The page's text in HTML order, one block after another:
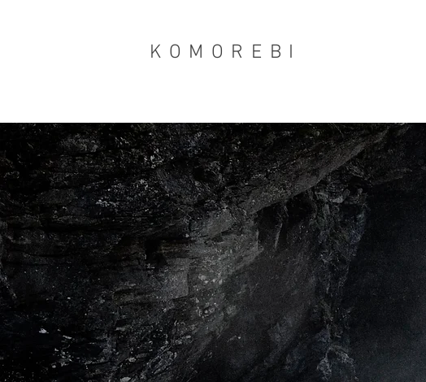
KOMOREBI